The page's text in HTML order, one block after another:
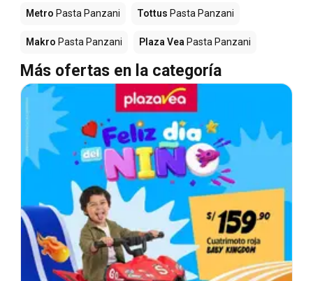
Metro Pasta Panzani Tottus Pasta Panzani
Makro Pasta Panzani Plaza Vea Pasta Panzani
Más ofertas en la categoría